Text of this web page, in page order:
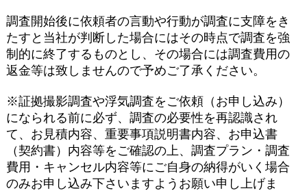
調査開始後に依頼者の言動や行動が調査に支障をき
たすと当社が判断した場合にはその時点で調査を強
制的に終了するものとし、その場合には調査費用の
返金等は致しませんので予めご了承ください。
※証拠撮影調査や浮気調査をご依頼（お申し込み）
になられる前に必ず、調査の必要性を再認識され
て、お見積内容、重要事項説明書内容、お申込書
（契約書）内容等をご確認の上、調査プラン・調査
費用・キャンセル内容等にご自身の納得がいく場合
のみお申し込み下さいますようお願い申し上げま